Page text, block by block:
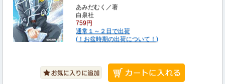
あみだむく／著
白泉社
759円
通常１～２日で出荷
(！お盆時期の出荷について！)